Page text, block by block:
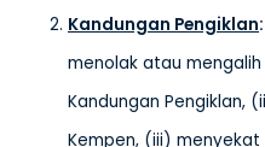
Kandungan Pengiklan:
menolak atau
Kandungan Pengiklan,
Kempen, (iii) menyekat